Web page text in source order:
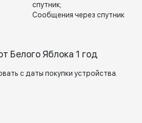
спутник;
Сообщения через спутник
Белого Яблока 1 год
с даты покупки устройства.